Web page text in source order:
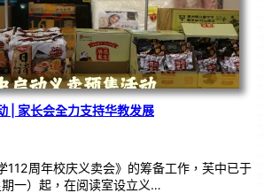
| 家长会全力支持华教发展
112周年校庆义卖会》的筹备工作，芙中已于
一）起，在阅读室设立义…